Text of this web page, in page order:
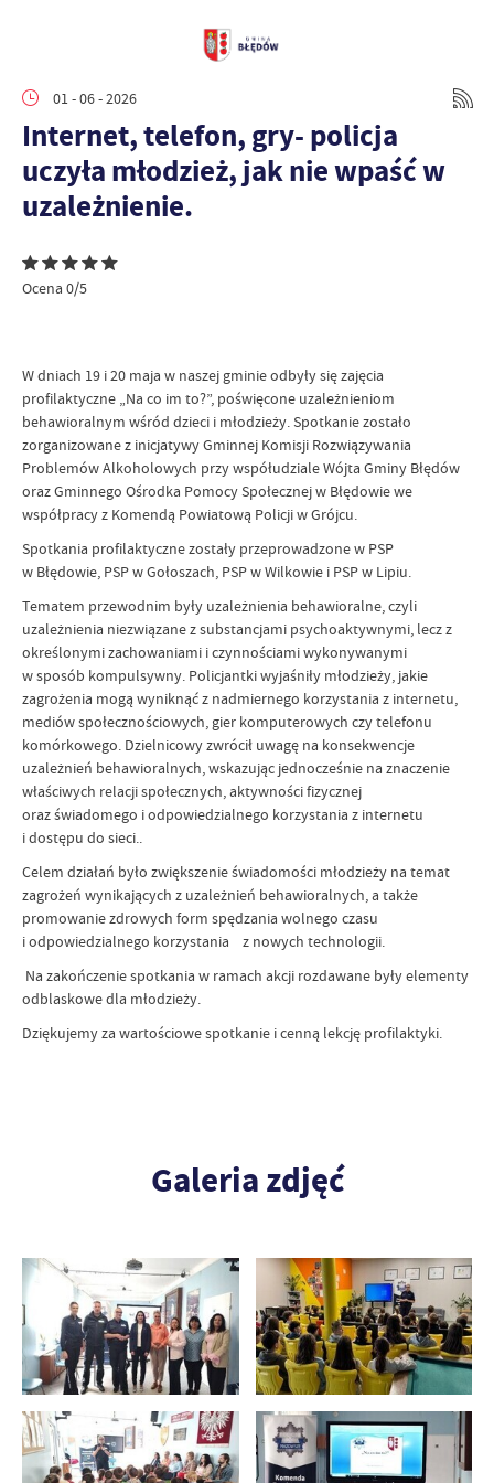
01 - 06 - 2026
Internet, telefon, gry- policja
uczyła młodzież, jak nie wpaść w
uzależnienie.
Ocena 0/5
W dniach 19 i 20 maja w naszej gminie odbyły się zajęcia
profilaktyczne „Na co im to?”, poświęcone uzależnieniom
behawioralnym wśród dzieci i młodzieży. Spotkanie zostało
zorganizowane z inicjatywy Gminnej Komisji Rozwiązywania
Problemów Alkoholowych przy współudziale Wójta Gminy Błędów
oraz Gminnego Ośrodka Pomocy Społecznej w Błędowie we
współpracy z Komendą Powiatową Policji w Grójcu.
Spotkania profilaktyczne zostały przeprowadzone w PSP
w Błędowie, PSP w Gołoszach, PSP w Wilkowie i PSP w Lipiu.
Tematem przewodnim były uzależnienia behawioralne, czyli
uzależnienia niezwiązane z substancjami psychoaktywnymi, lecz z
określonymi zachowaniami i czynnościami wykonywanymi
w sposób kompulsywny. Policjantki wyjaśniły młodzieży, jakie
zagrożenia mogą wyniknąć z nadmiernego korzystania z internetu,
mediów społecznościowych, gier komputerowych czy telefonu
komórkowego. Dzielnicowy zwrócił uwagę na konsekwencje
uzależnień behawioralnych, wskazując jednocześnie na znaczenie
właściwych relacji społecznych, aktywności fizycznej
oraz świadomego i odpowiedzialnego korzystania z internetu
i dostępu do sieci..
Celem działań było zwiększenie świadomości młodzieży na temat
zagrożeń wynikających z uzależnień behawioralnych, a także
promowanie zdrowych form spędzania wolnego czasu
i odpowiedzialnego korzystania z nowych technologii.
Na zakończenie spotkania w ramach akcji rozdawane były elementy
odblaskowe dla młodzieży.
Dziękujemy za wartościowe spotkanie i cenną lekcję profilaktyki.
Galeria zdjęć